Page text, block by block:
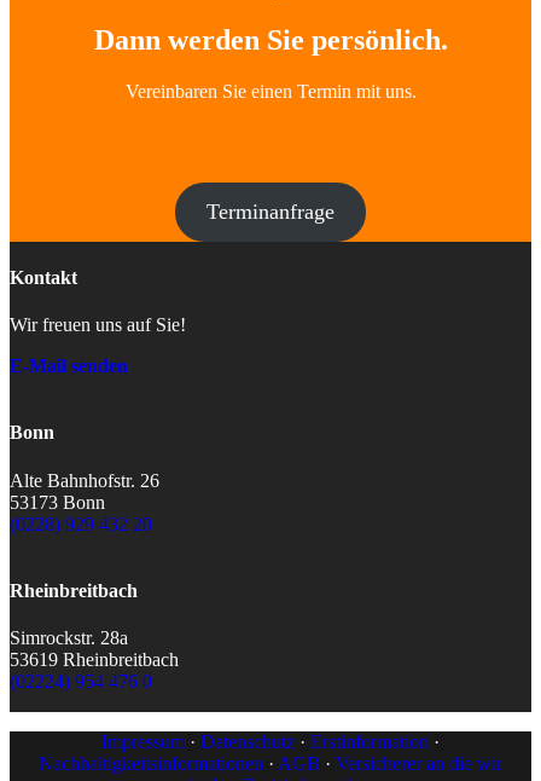
Dann werden Sie persönlich.
Vereinbaren Sie einen Termin mit uns.
Terminanfrage
Kontakt
Wir freuen uns auf Sie!
E-Mail senden
Bonn
Alte Bahnhofstr. 26
53173 Bonn
(0228) 929 432 20
Rheinbreitbach
Simrockstr. 28a
53619 Rheinbreitbach
(02224) 954 476 0
Impressum · Datenschutz · Erstinformation ·
Nachhaltigkeitsinformationen · AGB · Versicherer an die wir